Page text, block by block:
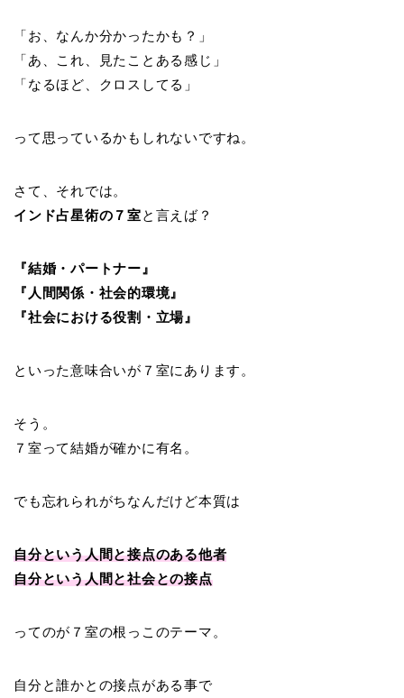
「お、なんか分かったかも？」
「あ、これ、見たことある感じ」
「なるほど、クロスしてる」
って思っているかもしれないですね。
さて、それでは。
インド占星術の７室と言えば？
『結婚・パートナー』
『人間関係・社会的環境』
『社会における役割・立場』
といった意味合いが７室にあります。
そう。
７室って結婚が確かに有名。
でも忘れられがちなんだけど本質は
自分という人間と接点のある他者
自分という人間と社会との接点
ってのが７室の根っこのテーマ。
自分と誰かとの接点がある事で